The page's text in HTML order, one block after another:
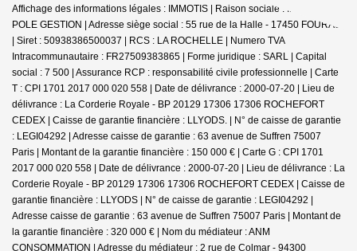
Affichage des informations légales : IMMOTIS | Raison sociale : IMMOTIS
POLE GESTION | Adresse siège social : 55 rue de la Halle - 17450 FOURAS
| Siret : 50938386500037 | RCS : LA ROCHELLE | Numero TVA
Intracommunautaire : FR27509383865 | Forme juridique : SARL | Capital
social : 7 500 | Assurance RCP : responsabilité civile professionnelle | Carte
T : CPI 1701 2017 000 020 558 | Date de délivrance : 2000-07-20 | Lieu de
délivrance : La Corderie Royale - BP 20129 17306 17306 ROCHEFORT
CEDEX | Caisse de garantie financière : LLYODS. | N° de caisse de garantie
: LEGI04292 | Adresse caisse de garantie : 63 avenue de Suffren 75007
Paris | Montant de la garantie financière : 150 000 € | Carte G : CPI 1701
2017 000 020 558 | Date de délivrance : 2000-07-20 | Lieu de délivrance : La
Corderie Royale - BP 20129 17306 17306 ROCHEFORT CEDEX | Caisse de
garantie financière : LLYODS | N° de caisse de garantie : LEGI04292 |
Adresse caisse de garantie : 63 avenue de Suffren 75007 Paris | Montant de
la garantie financière : 320 000 € | Nom du médiateur : ANM
CONSOMMATION | Adresse du médiateur : 2 rue de Colmar - 94300